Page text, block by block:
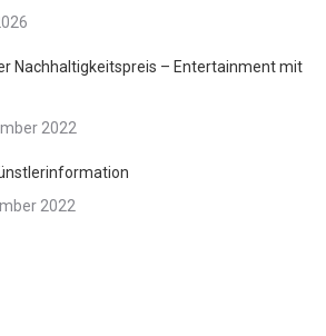
Nachhaltigkeitspreis – Entertainment mit
2022
2022